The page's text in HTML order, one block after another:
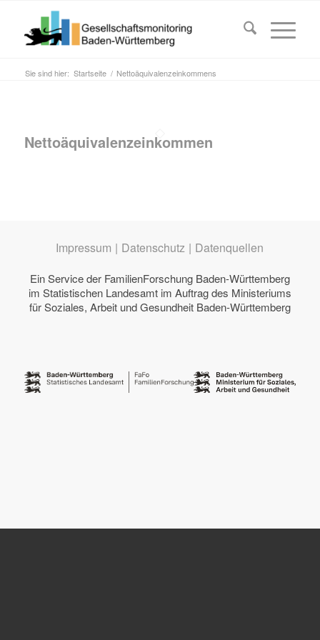
Sie sind hier: Startseite / Nettoäquivalenzeinkommens
Nettoäquivalenzeinkommen
Impressum | Datenschutz | Datenquellen
Ein Service der FamilienForschung Baden-Württemberg
im Statistischen Landesamt im Auftrag des Ministeriums
für Soziales, Arbeit und Gesundheit Baden-Württemberg